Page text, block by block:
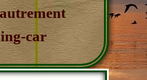
autrement
car